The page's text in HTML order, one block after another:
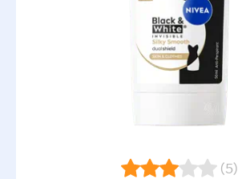
(5)